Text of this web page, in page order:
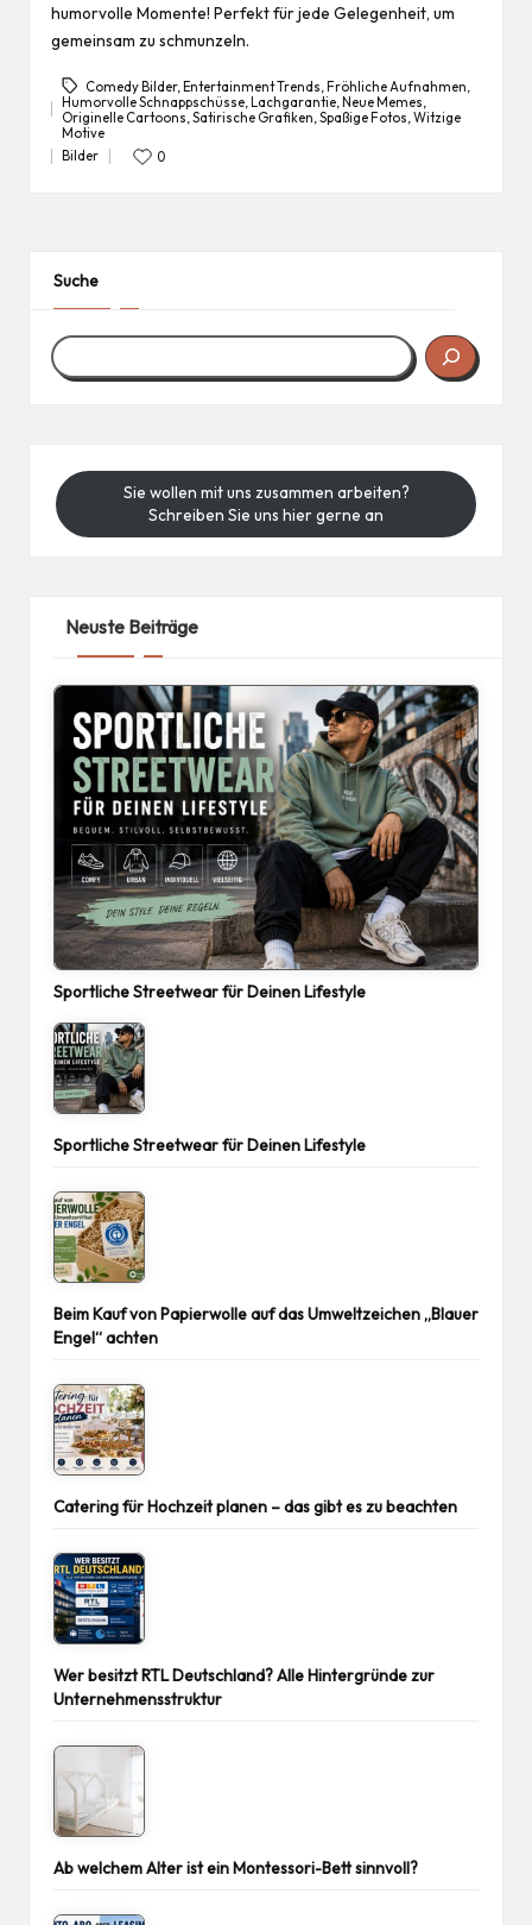
humorvolle Momente! Perfekt für jede Gelegenheit, um
gemeinsam zu schmunzeln.
Tags:
Comedy Bilder, Entertainment Trends Fröhliche Aufnahmen
Humorvolle Schnappschüsse, Lachgarantie, Neue Memes
Originelle Cartoons Satirische Grafiken Spaßige Fotos Witzige
Motive
Posted
Bilder 0
Suche
Sie wollen mit uns zusammen arbeiten?
Schreiben Sie uns hier gerne an
Neuste Beiträge
Sportliche Streetwear für Deinen Lifestyle
Sportliche Streetwear für Deinen Lifestyle
Beim Kauf von Papierwolle auf das Umweltzeichen „Blauer
Engel“ achten
Catering für Hochzeit planen – das gibt es zu beachten
Wer besitzt RTL Deutschland? Alle Hintergründe zur
Unternehmensstruktur
Ab welchem Alter ist ein Montessori-Bett sinnvoll?